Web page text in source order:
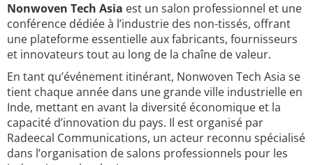
Nonwoven Tech Asia est un salon professionnel et une
conférence dédiée à l’industrie des non-tissés, offrant
une plateforme essentielle aux fabricants, fournisseurs
et innovateurs tout au long de la chaîne de valeur.
En tant qu’événement itinérant, Nonwoven Tech Asia se
tient chaque année dans une grande ville industrielle en
Inde, mettant en avant la diversité économique et la
capacité d’innovation du pays. Il est organisé par
Radeecal Communications, un acteur reconnu spécialisé
dans l’organisation de salons professionnels pour les